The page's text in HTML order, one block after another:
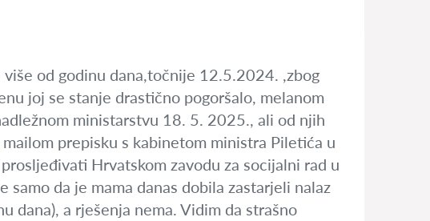
od godinu dana,točnije 12.5.2024. ,zbog
joj se stanje drastično pogoršalo, melanom
ministarstvu 18. 5. 2025., ali od njih
prepisku s kabinetom ministra Piletića u
Hrvatskom zavodu za socijalni rad u
da je mama danas dobila zastarjeli nalaz
dana), a rješenja nema. Vidim da strašno